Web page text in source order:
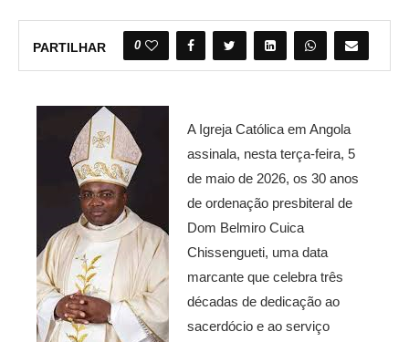
PARTILHAR 0
A Igreja Católica em Angola
assinala, nesta terça-feira, 5
de maio de 2026, os 30 anos
de ordenação presbiteral de
Dom Belmiro Cuica
Chissengueti, uma data
marcante que celebra três
décadas de dedicação ao
sacerdócio e ao serviço